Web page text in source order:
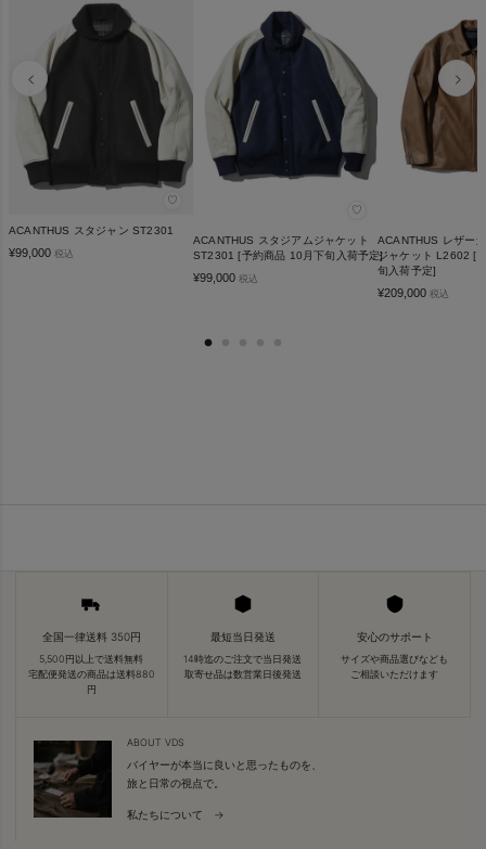
♡
ACANTHUS スタジャン ST2301
¥99,000 税込
♡
ACANTHUS スタジアムジャケット
ST2301 [予約商品 10月下旬入荷予定]
¥99,000 税込
ACANTHUS レザー
ジャケット L2602 [
旬入荷予定]
¥209,000 税込
全国一律送料 350円
5,500円以上で送料無料
宅配便発送の商品は送料880
円
最短当日発送
14時迄のご注文で当日発送
取寄せ品は数営業日後発送
安心のサポート
サイズや商品選びなども
ご相談いただけます
ABOUT VDS
バイヤーが本当に良いと思ったものを、
旅と日常の視点で。
私たちについて →